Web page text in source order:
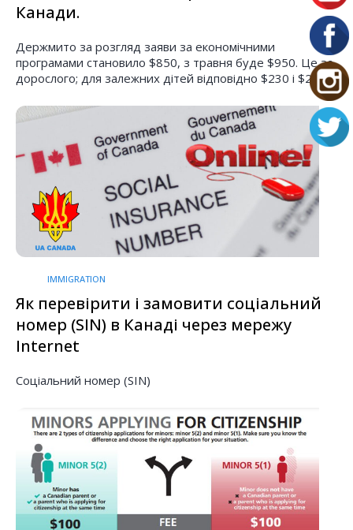
Канади.
Держмито за розгляд заяви за економічними
програмами становило $850, з травня буде $950. Це за
дорослого; для залежних дітей відповідно $230 і $26
IMMIGRATION
Як перевірити і замовити соціальний
номер (SIN) в Канаді через мережу
Internet
Соціальний номер (SIN)